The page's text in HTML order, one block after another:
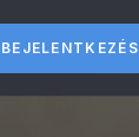
BEJELENTKEZÉS